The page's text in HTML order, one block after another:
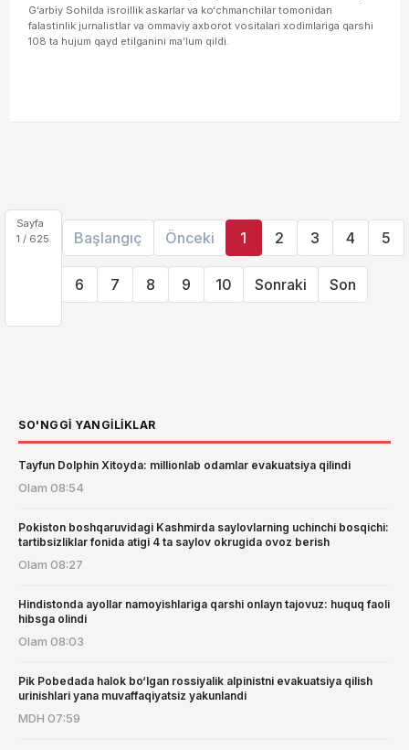
G‘arbiy Sohilda isroillik askarlar va ko‘chmanchilar tomonidan
falastinlik jurnalistlar va ommaviy axborot vositalari xodimlariga qarshi
108 ta hujum qayd etilganini ma’lum qildi.
Sayfa
1 / 625
Başlangıç Önceki 1 2 3 4 5
6 7 8 9 10 Sonraki Son
SO'NGGI YANGILIKLAR
Tayfun Dolphin Xitoyda: millionlab odamlar evakuatsiya qilindi
Olam 08:54
Pokiston boshqaruvidagi Kashmirda saylovlarning uchinchi bosqichi:
tartibsizliklar fonida atigi 4 ta saylov okrugida ovoz berish
Olam 08:27
Hindistonda ayollar namoyishlariga qarshi onlayn tajovuz: huquq faoli
hibsga olindi
Olam 08:03
Pik Pobedada halok bo‘lgan rossiyalik alpinistni evakuatsiya qilish
urinishlari yana muvaffaqiyatsiz yakunlandi
MDH 07:59